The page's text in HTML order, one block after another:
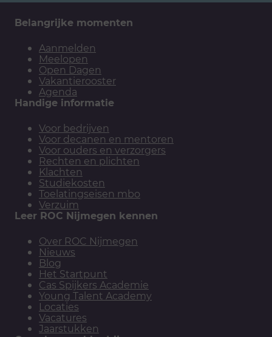
Belangrijke momenten
Aanmelden
Meelopen
Open Dagen
Vakantierooster
Agenda
Handige informatie
Voor bedrijven
Voor decanen en mentoren
Voor ouders en verzorgers
Rechten en plichten
Klachten
Studiekosten
Toelatingseisen mbo
Verzuim
Leer ROC Nijmegen kennen
Over ROC Nijmegen
Nieuws
Blog
Het Startpunt
Cas Spijkers Academie
Young Talent Academy
Locaties
Vacatures
Jaarstukken